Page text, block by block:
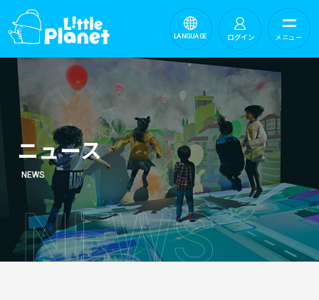
ログイン
LANGUAGE メニュー
ニュース
NEWS
NEWS